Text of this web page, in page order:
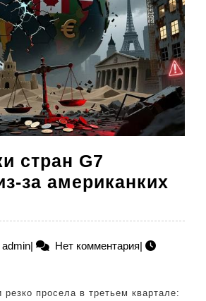
стран G7
за американких
adminadminНет комментария
просела в третьем квартале: